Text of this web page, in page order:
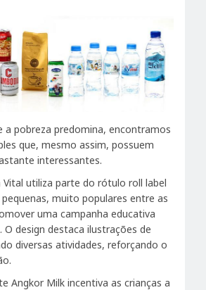
a pobreza predomina, encontramos
que, mesmo assim, possuem
interessantes.
Vital utiliza parte do rótulo roll label
muito populares entre as
uma campanha educativa
O design destaca ilustrações de
diversas atividades, reforçando o
Angkor Milk incentiva as crianças a